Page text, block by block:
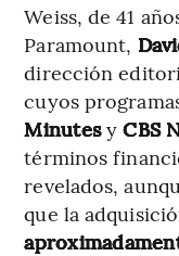
Weiss, de 41
Paramount,
dirección
cuyos
MinutesyCBS
términos
revelados,
que la